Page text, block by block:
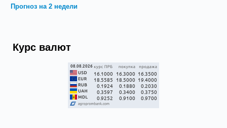
Прогноз на 2 недели
Курс валют